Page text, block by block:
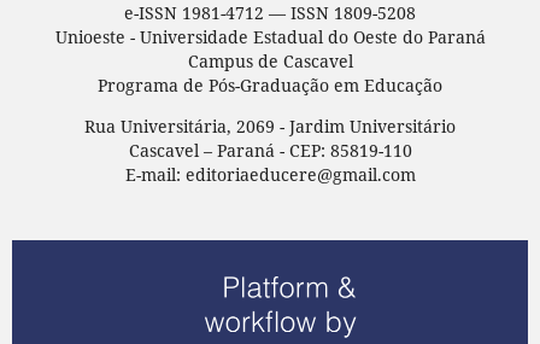
e-ISSN 1981-4712 — ISSN 1809-5208
Unioeste - Universidade Estadual do Oeste do Paraná
Campus de Cascavel
Programa de Pós-Graduação em Educação
Rua Universitária, 2069 - Jardim Universitário
Cascavel – Paraná - CEP: 85819-110
E-mail: editoriaeducere@gmail.com